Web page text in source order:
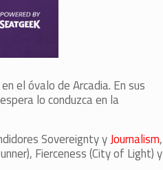
el óvalo de Arcadia. En sus
lo conduzca en la
Sovereignty yJournalism,
Fierceness (City of Light) y